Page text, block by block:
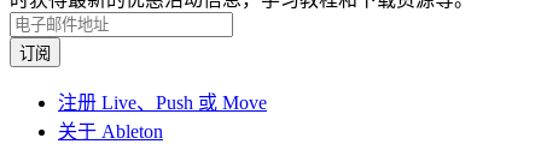
注册 Live、Push 或 Move
关于 Ableton